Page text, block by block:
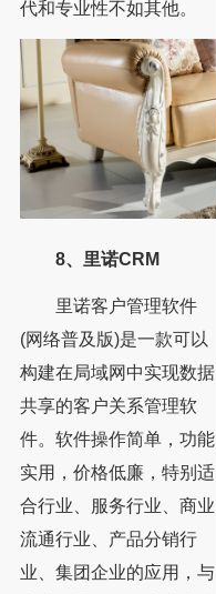
代和专业性不如其他。
8、里诺CRM
里诺客户管理软件
(网络普及版)是一款可以
构建在局域网中实现数据
共享的客户关系管理软
件。软件操作简单，功能
实用，价格低廉，特别适
合行业、服务行业、商业
流通行业、产品分销行
业、集团企业的应用，与